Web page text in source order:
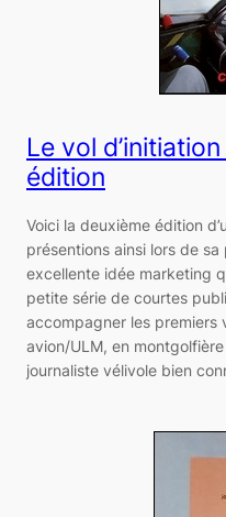
Le vol
édition
Voici la deuxième édition
présentions ainsi lors de sa
excellente idée marketing
petite série de courtes
accompagner les premiers
avion/ULM, en
journaliste vélivole bien